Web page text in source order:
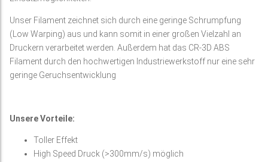
Unser Filament zeichnet sich durch eine geringe Schrumpfung
(Low Warping) aus und kann somit in einer großen Vielzahl an
Druckern verarbeitet werden. Außerdem hat das CR-3D ABS
Filament durch den hochwertigen Industriewerkstoff nur eine sehr
geringe Geruchsentwicklung
Unsere Vorteile:
Toller Effekt
High Speed Druck (>300mm/s) möglich